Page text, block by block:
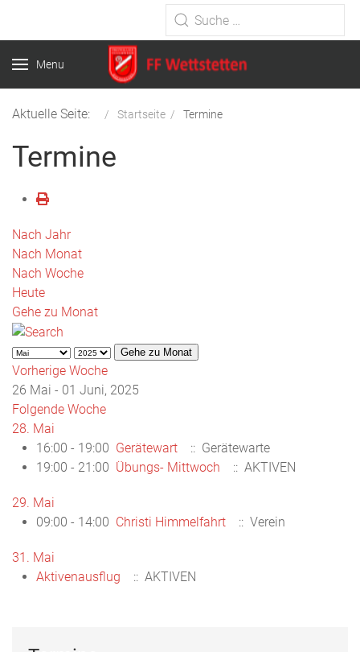
Type 2 or more characters for
results.
Menu
Aktuelle Seite: Startseite Termine
Termine
Nach Jahr
Nach Monat
Nach Woche
Heute
Gehe zu Monat
Gehe zu Monat
Vorherige Woche
26 Mai - 01 Juni, 2025
Folgende Woche
28. Mai
16:00 - 19:00 Gerätewart
:: Gerätewarte
19:00 - 21:00 Übungs- Mittwoch :: AKTIVEN
29. Mai
09:00 - 14:00 Christi Himmelfahrt :: Verein
31. Mai
Aktivenausflug
:: AKTIVEN